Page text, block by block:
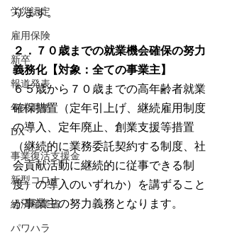
労災認定
雇用保険
新卒
報道発表
年末調整
DX
事業復活支援金
新型コロナ
経済産業省
パワハラ
ります。
２．７０歳までの就業機会確保の努力
義務化【対象：全ての事業主】
６５歳から７０歳までの高年齢者就業
確保措置（定年引上げ、継続雇用制度
の導入、定年廃止、創業支援等措置
（継続的に業務委託契約する制度、社
会貢献活動に継続的に従事できる制
度）の導入のいずれか）を講ずること
が事業主の努力義務となります。